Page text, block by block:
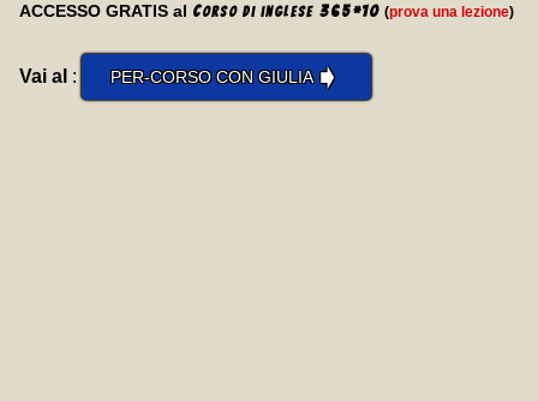
ACCESSO GRATIS al Corso di inglese 365*10 (prova una lezione)
Vai al : PER-CORSO CON GIULIA➧